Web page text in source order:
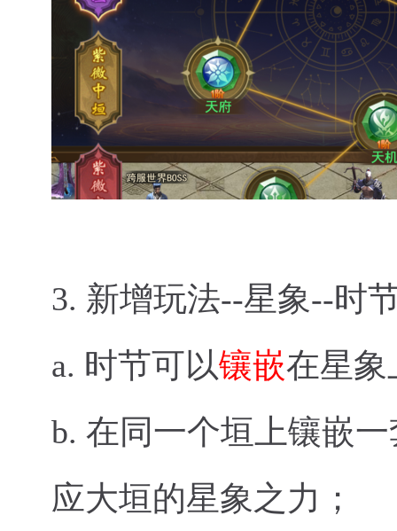
3. 新增玩法--星象--时
a. 时节可以镶嵌在星象
b. 在同一个垣上镶嵌
应大垣的星象之力；